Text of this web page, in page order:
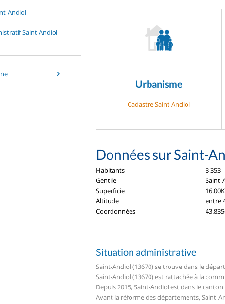
Andiol
Saint-Andiol
Urbanisme
Cadastre Saint-Andiol
Données sur Saint-
Habitants
3 353
Gentile
Saint-
Superficie
Altitude
entre
Coordonnées
Situation administrative
Saint-Andiol (13670) se trouve dans le
Saint-Andiol (13670) est rattachée à la
Depuis 2015, Saint-Andiol est dans le
Avant la réforme des départements, Saint-